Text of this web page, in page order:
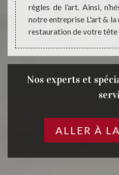
règles de l’art. Ainsi,
notre entreprise L'art & la
restauration de votre tête
Nos experts et
ALLER À